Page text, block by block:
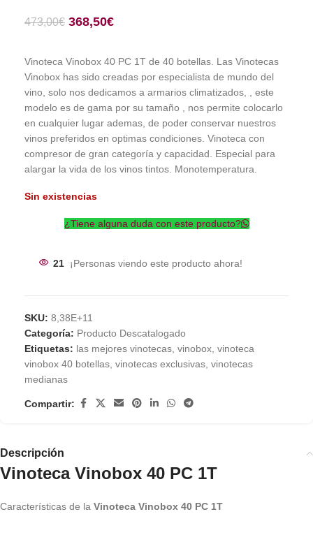
473,00€ 368,50€
Vinoteca Vinobox 40 PC 1T de 40 botellas. Las Vinotecas
Vinobox has sido creadas por especialista de mundo del
vino, solo nos dedicamos a armarios climatizados, , este
modelo es de gama por su tamaño , nos permite colocarlo
en cualquier lugar ademas, de poder conservar nuestros
vinos preferidos en optimas condiciones. Vinoteca con
compresor de gran categoría y capacidad. Especial para
alargar la vida de los vinos tintos. Monotemperatura.
Sin existencias
¿Tiene alguna duda con este producto?
21 ¡Personas viendo este producto ahora!
SKU: 8,38E+11
Categoría: Producto Descatalogado
Etiquetas: las mejores vinotecas, vinobox, vinoteca
vinobox 40 botellas, vinotecas exclusivas, vinotecas
medianas
Compartir:
Descripción
Vinoteca Vinobox 40 PC 1T
Características de la Vinoteca Vinobox 40 PC 1T